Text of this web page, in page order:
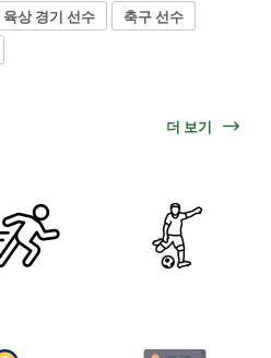
육상 경기 선수
축구 선수
더 보기